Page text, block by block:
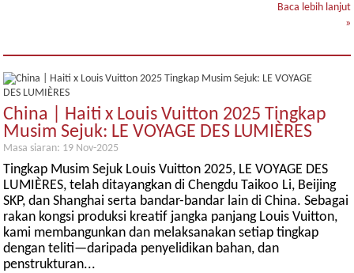
Baca lebih lanjut
»
China | Haiti x Louis Vuitton 2025 Tingkap
Musim Sejuk: LE VOYAGE DES LUMIÈRES
Masa siaran: 19 Nov-2025
Tingkap Musim Sejuk Louis Vuitton 2025, LE VOYAGE DES
LUMIÈRES, telah ditayangkan di Chengdu Taikoo Li, Beijing
SKP, dan Shanghai serta bandar-bandar lain di China. Sebagai
rakan kongsi produksi kreatif jangka panjang Louis Vuitton,
kami membangunkan dan melaksanakan setiap tingkap
dengan teliti—daripada penyelidikan bahan, dan
penstrukturan...